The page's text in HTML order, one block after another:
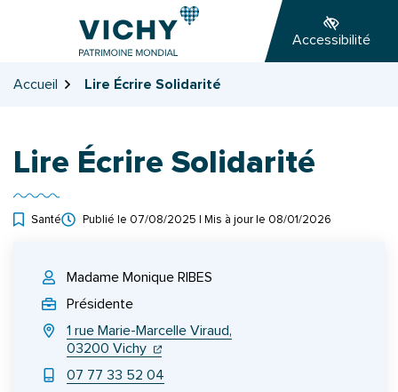
page
Accessibilité
Accueil Lire Écrire Solidarité
Lire Écrire Solidarité
Santé Publié le 07/08/2025 | Mis à jour le 08/01/2026
Madame Monique RIBES
Présidente
1 rue Marie-Marcelle Viraud,
03200 Vichy (ouverture dans un nouvel onglet)
(ouverture dans un nouvel onglet)
07 77 33 52 04